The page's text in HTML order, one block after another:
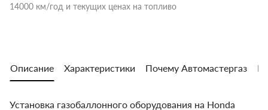
14000 км/год и текущих ценах на топливо
Описание Характеристики Почему Автомастергаз
Установка газобаллонного оборудования на Honda